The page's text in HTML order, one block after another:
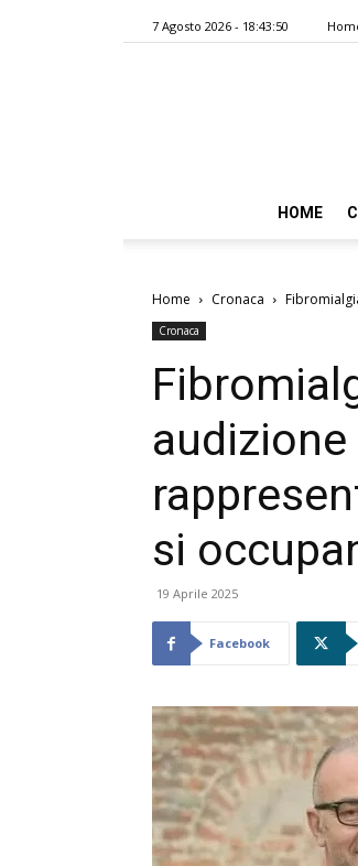
7 Agosto 2026 - 18:43:50
HOME
Home Cronaca
Cronaca
si
19 Aprile 2025
Facebook